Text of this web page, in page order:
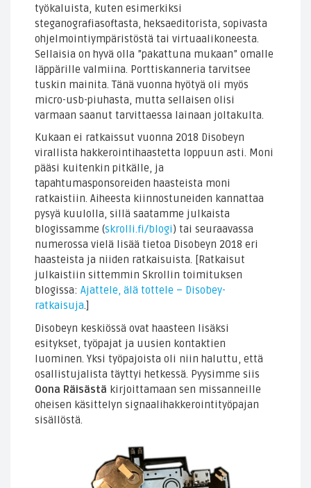
työkaluista, kuten esimerkiksi
steganografiasoftasta, heksaeditorista, sopivasta
ohjelmointiympäristöstä tai virtuaalikoneesta.
Sellaisia on hyvä olla ”pakattuna mukaan” omalle
läppärille valmiina. Porttiskanneria tarvitsee
tuskin mainita. Tänä vuonna hyötyä oli myös
micro-usb-piuhasta, mutta sellaisen olisi
varmaan saanut tarvittaessa lainaan joltakulta.
Kukaan ei ratkaissut vuonna 2018 Disobeyn
virallista hakkerointihaastetta loppuun asti. Moni
pääsi kuitenkin pitkälle, ja
tapahtumasponsoreiden haasteista moni
ratkaistiin. Aiheesta kiinnostuneiden kannattaa
pysyä kuulolla, sillä saatamme julkaista
blogissamme (skrolli.fi/blogi) tai seuraavassa
numerossa vielä lisää tietoa Disobeyn 2018 eri
haasteista ja niiden ratkaisuista. [Ratkaisut
julkaistiin sittemmin Skrollin toimituksen
blogissa: Ajattele, älä tottele – Disobey-
ratkaisuja.]
Disobeyn keskiössä ovat haasteen lisäksi
esitykset, työpajat ja uusien kontaktien
luominen. Yksi työpajoista oli niin haluttu, että
osallistujalista täyttyi hetkessä. Pyysimme siis
Oona Räisästä kirjoittamaan sen missanneille
oheisen käsittelyn signaalihakkerointityöpajan
sisällöstä.